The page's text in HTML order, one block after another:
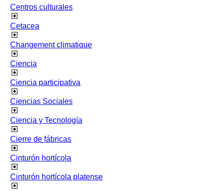
Centros culturales
Cetacea
Changement climatique
Ciencia
Ciencia participativa
Ciencias Sociales
Ciencia y Tecnología
Cierre de fábricas
Cinturón hortícola
Cinturón hortícola platense